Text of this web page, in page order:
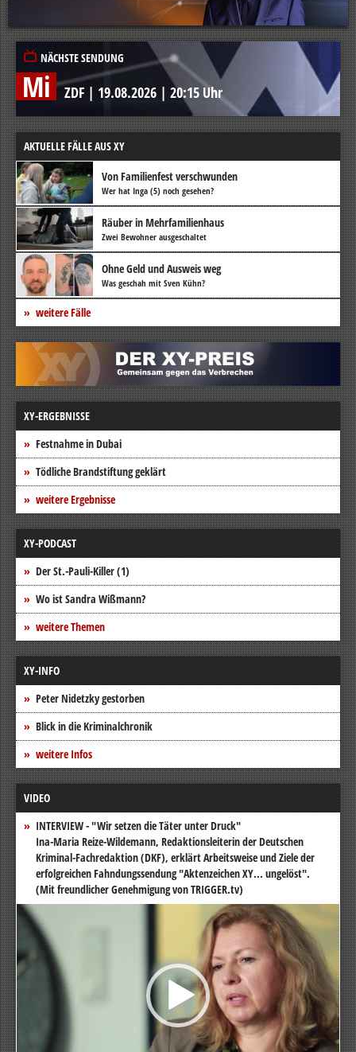
NÄCHSTE SENDUNG
Mi ZDF | 19.08.2026 | 20:15 Uhr
AKTUELLE FÄLLE AUS XY
Von Familienfest verschwunden
Wer hat Inga (5) noch gesehen?
Räuber in Mehrfamilienhaus
Zwei Bewohner ausgeschaltet
Ohne Geld und Ausweis weg
Was geschah mit Sven Kühn?
weitere Fälle
XY-ERGEBNISSE
Festnahme in Dubai
Tödliche Brandstiftung geklärt
weitere Ergebnisse
XY-PODCAST
Der St.-Pauli-Killer (1)
Wo ist Sandra Wißmann?
weitere Themen
XY-INFO
Peter Nidetzky gestorben
Blick in die Kriminalchronik
weitere Infos
VIDEO
INTERVIEW - "Wir setzen die Täter unter Druck"
Ina-Maria Reize-Wildemann, Redaktionsleiterin der Deutschen
Kriminal-Fachredaktion (DKF), erklärt Arbeitsweise und Ziele der
erfolgreichen Fahndungssendung "Aktenzeichen XY... ungelöst".
(Mit freundlicher Genehmigung von TRIGGER.tv)
Video-
Player